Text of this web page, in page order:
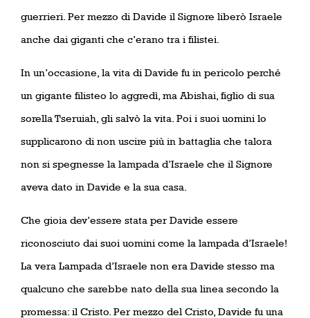
guerrieri. Per mezzo di Davide il Signore liberò Israele
anche dai giganti che c’erano tra i filistei.
In un’occasione, la vita di Davide fu in pericolo perché
un gigante filisteo lo aggredì, ma Abishai, figlio di sua
sorella Tseruiah, gli salvò la vita. Poi i suoi uomini lo
supplicarono di non uscire più in battaglia che talora
non si spegnesse la lampada d’Israele che il Signore
aveva dato in Davide e la sua casa.
Che gioia dev’essere stata per Davide essere
riconosciuto dai suoi uomini come la lampada d’Israele!
La vera Lampada d’Israele non era Davide stesso ma
qualcuno che sarebbe nato della sua linea secondo la
promessa: il Cristo. Per mezzo del Cristo, Davide fu una